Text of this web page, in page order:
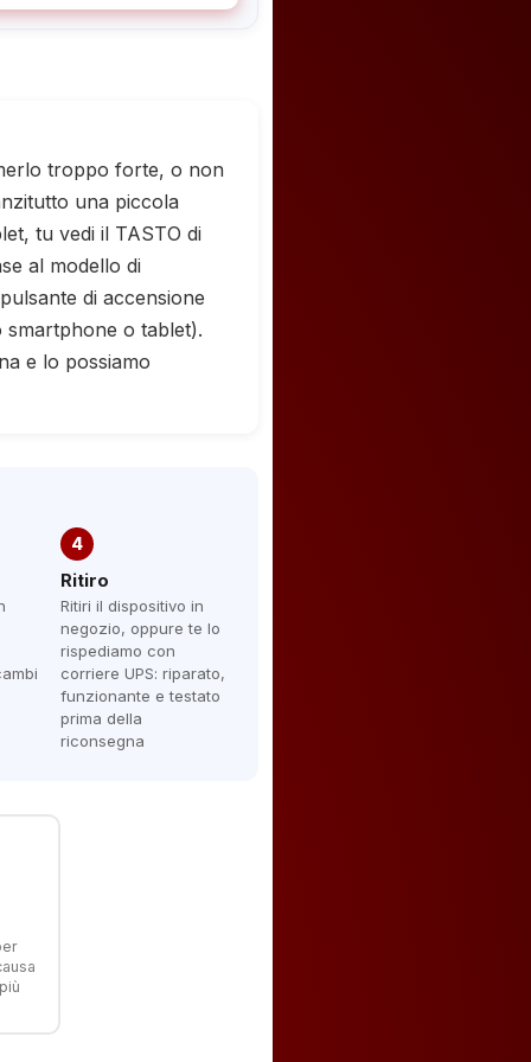
troppo forte, o non
una piccola
tu vedi il TASTO di
al modello di
di accensione
o tablet).
e lo possiamo
4
Ritiro
Ritiri il dispositivo in
negozio, oppure te lo
rispediamo con
corriere UPS: riparato,
funzionante e testato
prima della
riconsegna